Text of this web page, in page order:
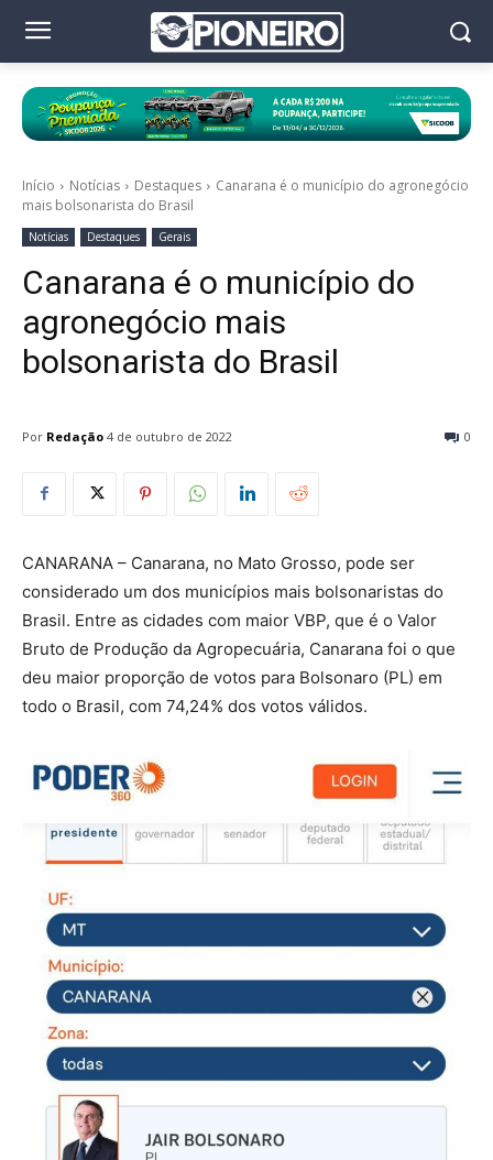
Início Notícias Destaques
Canarana é o município do agronegócio
mais bolsonarista do Brasil
Notícias Destaques Gerais
Canarana é o município do
agronegócio mais
bolsonarista do Brasil
Por Redação 0
4 de outubro de 2022
CANARANA – Canarana, no Mato Grosso, pode ser
considerado um dos municípios mais bolsonaristas do
Brasil. Entre as cidades com maior VBP, que é o Valor
Bruto de Produção da Agropecuária, Canarana foi o que
deu maior proporção de votos para Bolsonaro (PL) em
todo o Brasil, com 74,24% dos votos válidos.